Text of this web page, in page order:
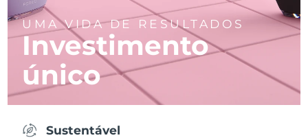
UMA VIDA DE RESULTADOS
Investimento
único
Sustentável